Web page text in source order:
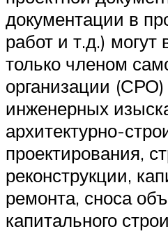
документации в
работ и т.д.) могут
только членом
организации (СРО)
инженерных
архитектурно-
проектирования,
реконструкции,
ремонта, сноса
капитального